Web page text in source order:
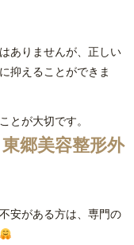
ありませんが、正しい
抑えることができま
とが大切です。
郷美容整形外
安がある方は、専門の